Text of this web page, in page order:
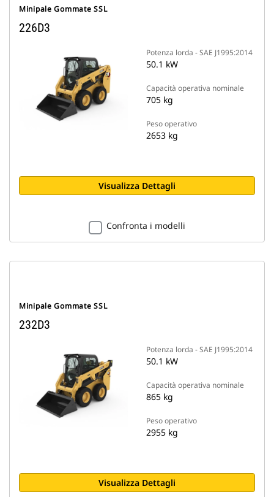
Minipale Gommate SSL
226D3
Potenza lorda - SAE J1995:2014
50.1 kW
Capacità operativa nominale
705 kg
Peso operativo
2653 kg
Visualizza Dettagli
Confronta i modelli
Minipale Gommate SSL
232D3
Potenza lorda - SAE J1995:2014
50.1 kW
Capacità operativa nominale
865 kg
Peso operativo
2955 kg
Visualizza Dettagli